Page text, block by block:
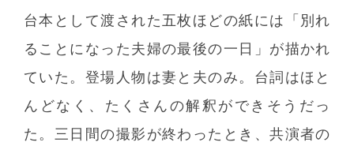
台本として渡された五枚ほどの紙には「別れ
ることになった夫婦の最後の一日」が描かれ
ていた。登場人物は妻と夫のみ。台詞はほと
んどなく、たくさんの解釈ができそうだっ
た。三日間の撮影が終わったとき、共演者の